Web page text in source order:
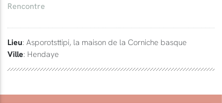
Rencontre
Lieu: Asporotsttipi, la maison de la Corniche basque
Ville: Hendaye